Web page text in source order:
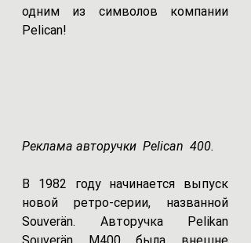
одним из символов компании
Pelican!
Реклама авторучки  Pelican  400.
В 1982 году начинается выпуск
новой ретро-серии, названной
Souverän. Авторучка Pelikan